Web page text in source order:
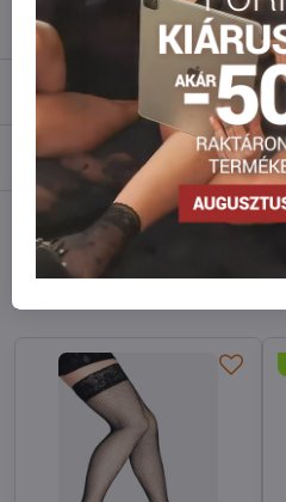
Leírás
Vélemények
Fórum 0
Facebook
Hasonló modellek